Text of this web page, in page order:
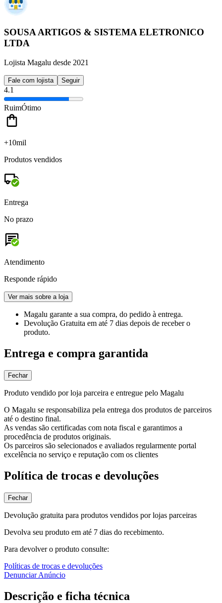
SOUSA ARTIGOS & SISTEMA ELETRONICO
LTDA
Lojista Magalu desde 2021
Fale com lojista Seguir
4.1
RuimÓtimo
+10mil
Produtos vendidos
Entrega
No prazo
Atendimento
Responde rápido
Ver mais sobre a loja
Magalu garante a sua compra, do pedido à entrega.
Devolução Gratuita em até 7 dias depois de receber o
produto.
Entrega e compra garantida
Fechar
Produto vendido por loja parceira e entregue pelo Magalu
O Magalu se responsabiliza pela entrega dos produtos de parceiros
até o destino final.
As vendas são certificadas com nota fiscal e garantimos a
procedência de produtos originais.
Os parceiros são selecionados e avaliados regularmente portal
excelência no serviço e reputação com os clientes
Política de trocas e devoluções
Fechar
Devolução gratuita para produtos vendidos por lojas parceiras
Devolva seu produto em até 7 dias do recebimento.
Para devolver o produto consulte:
Políticas de trocas e devoluções
Denunciar Anúncio
Descrição e ficha técnica